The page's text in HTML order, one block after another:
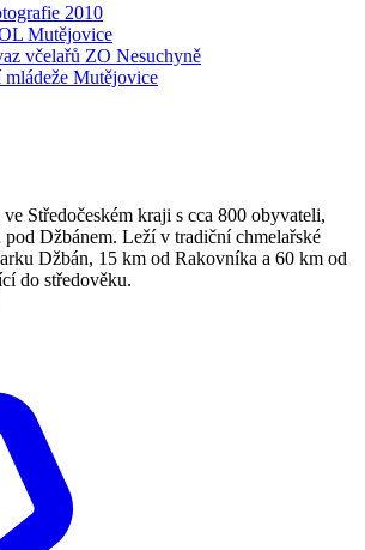
2010
Mutějovice
včelařů ZO Nesuchyně
mládeže Mutějovice
Středočeském kraji s cca 800 obyvateli,
Džbánem. Leží v tradiční chmelařské
Džbán, 15 km od Rakovníka a 60 km od
do středověku.